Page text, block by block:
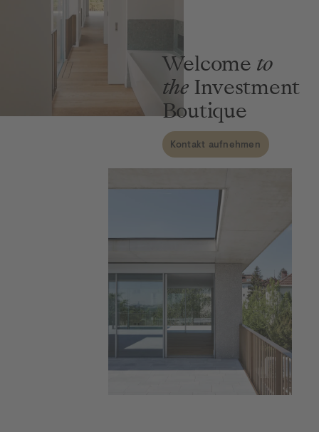
Video pausieren
Welcome to
the Investment
Boutique
Kontakt aufnehmen